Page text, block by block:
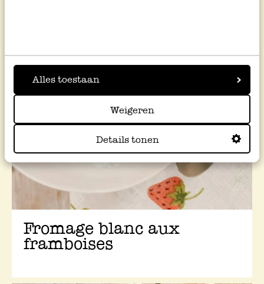
Alles toestaan
Weigeren
Details tonen
Fromage blanc aux
framboises